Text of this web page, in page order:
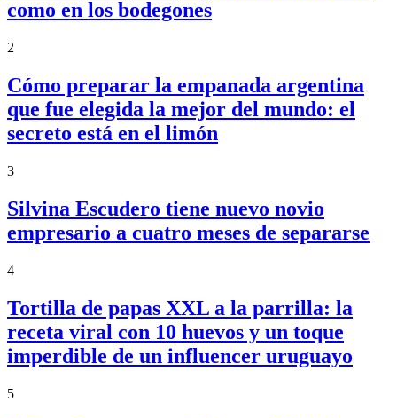
como en los bodegones
2
Cómo preparar la empanada argentina
que fue elegida la mejor del mundo: el
secreto está en el limón
3
Silvina Escudero tiene nuevo novio
empresario a cuatro meses de separarse
4
Tortilla de papas XXL a la parrilla: la
receta viral con 10 huevos y un toque
imperdible de un influencer uruguayo
5